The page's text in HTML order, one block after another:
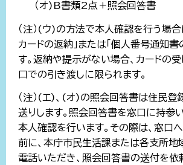
（オ)B書類2点＋照会回答書
（注）(ウ)の方法で本人確認を行う場合
カードの返納」または「個人番号通知書
す。返納や提示がない場合、カードの
口での引き渡しに限られます。
（注）(エ)、(オ)の照会回答書は住民登
送りします。照会回答書を窓口に持参い
本人確認を行います。その際は、窓口
前に、本庁市民生活課または各支所地
電話いただき、照会回答書の送付を依